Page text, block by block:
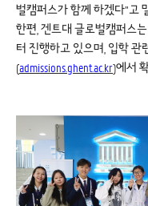
벌캠퍼스가 함께 하겠다”고
한편, 겐트대 글로벌캠퍼스
터 진행하고 있으며, 입학
(admissions.ghent.ac.kr)에서